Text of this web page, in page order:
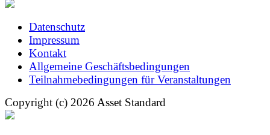
Datenschutz
Impressum
Kontakt
Allgemeine Geschäftsbedingungen
Teilnahmebedingungen für Veranstaltungen
Copyright (c) 2026 Asset Standard